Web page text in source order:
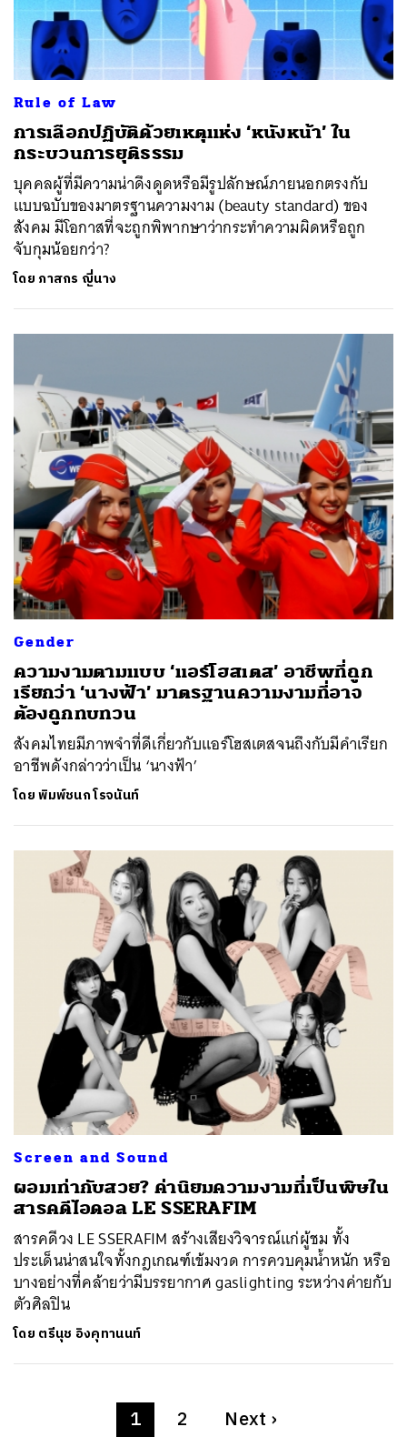
Rule of Law
การเลือกปฏิบัติด้วยเหตุแห่ง ‘หนังหน้า’ ใน
กระบวนการยุติธรรม
บุคคลผู้ที่มีความน่าดึงดูดหรือมีรูปลักษณ์ภายนอกตรงกับ
แบบฉบับของมาตรฐานความงาม (beauty standard) ของ
สังคม มีโอกาสที่จะถูกพิพากษาว่ากระทำความผิดหรือถูก
จับกุมน้อยกว่า?
โดย ภาสกร ญี่นาง
Gender
ความงามตามแบบ ‘แอร์โฮสเตส’ อาชีพที่ถูก
เรียกว่า ‘นางฟ้า’ มาตรฐานความงามที่อาจ
ต้องถูกทบทวน
สังคมไทยมีภาพจำที่ดีเกี่ยวกับแอร์โฮสเตสจนถึงกับมีคำเรียก
อาชีพดังกล่าวว่าเป็น ‘นางฟ้า’
โดยพิมพ์ชนก โรจนันท์
Screen and Sound
ผอมเท่ากับสวย? ค่านิยมความงามที่เป็นพิษใน
สารคดีไอดอล LE SSERAFIM
สารคดีวง LE SSERAFIM สร้างเสียงวิจารณ์แก่ผู้ชม ทั้ง
ประเด็นน่าสนใจทั้งกฎเกณฑ์เข้มงวด การควบคุมน้ำหนัก หรือ
บางอย่างที่คล้ายว่ามีบรรยากาศ gaslighting ระหว่างค่ายกับ
ตัวศิลปิน
โดย ตรีนุช อิงคุทานนท์
1 2 Next ›